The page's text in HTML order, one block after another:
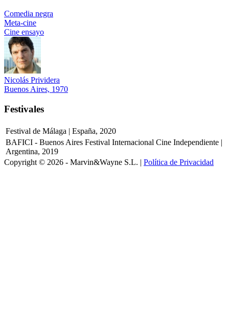
Comedia negra
Meta-cine
Cine ensayo
Nicolás Prividera
Buenos Aires, 1970
Festivales
Festival de Málaga | España, 2020
BAFICI - Buenos Aires Festival Internacional Cine Independiente |
Argentina, 2019
Copyright © 2026 - Marvin&Wayne S.L. | Política de Privacidad